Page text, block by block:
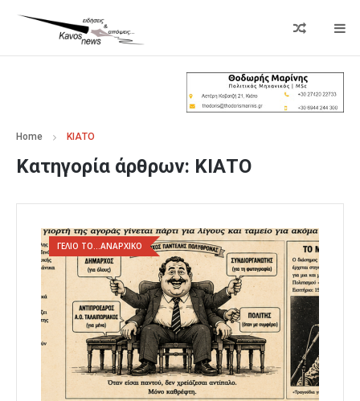
Home ΚΙΑΤΟ
Κατηγορία άρθρων: ΚΙΑΤΟ
ΓΕΛΙΟ ΤΟ...ΑΝΑΡΧΙΚΟ